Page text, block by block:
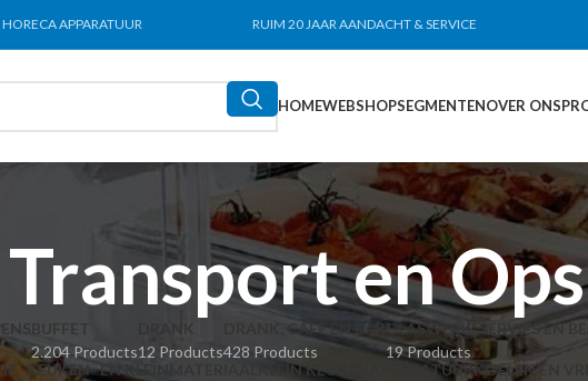
APPARATUUR RUIM 20 JAAR AANDACHT & SERVICE
HOMEWEBSHOPSEGMENTENOVER ONS
Transport en
BUFFET
2.204 Products12 Products
DRANK, CAFÉ EN BAR
428 Products
GLASWERK, SERVIES EN
19 Products
KEUKEN- EN KLEINMATERIAAL
KLEIN KEUKENAPPARATUURKOELEN EN